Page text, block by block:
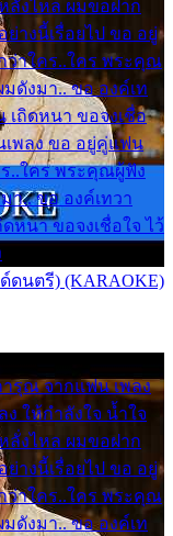
ลั่งไหล ผมขอฝาก
ย่างนี้เรื่อยไป ขอ อยู่
ว่าใคร..ใคร พระคุณ
ดังมา.. ขอ องค์เท
ถิดหนา ขอจงเชื่อ
เพลง ขอ อยู่คู่แฟน
ร..ใคร พระคุณผู้ฟัง
า.. ขอ องค์เทวา
หนา ขอจงเชื่อใจ ไว้
ดนตรี) (KARAOKE)
รุณ จากแฟน เพลง
ให้กำลังใจ น้ำใจ
ลั่งไหล ผมขอฝาก
ย่างนี้เรื่อยไป ขอ อยู่
ว่าใคร..ใคร พระคุณ
ดังมา.. ขอ องค์เท